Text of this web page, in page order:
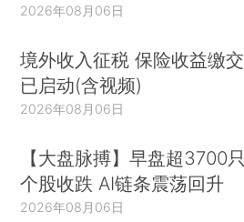
2026年08月06日
境外收入征税 保险收益缴交
已启动(含视频)
2026年08月06日
【大盘脉搏】早盘超3700只
个股收跌 AI链条震荡回升
2026年08月06日